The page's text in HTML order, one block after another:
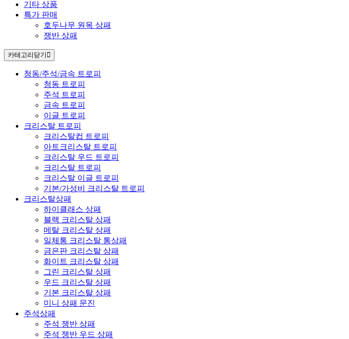
기타 상품
특가 판매
호두나무 원목 상패
쟁반 상패
카테고리 닫기
청동/주석/금속 트로피
청동 트로피
주석 트로피
금속 트로피
이글 트로피
크리스탈 트로피
크리스탈컵 트로피
아트크리스탈 트로피
크리스탈 우드 트로피
크리스탈 트로피
크리스탈 이글 트로피
기본/가성비 크리스탈 트로피
크리스탈상패
하이클래스 상패
블랙 크리스탈 상패
메탈 크리스탈 상패
일체통 크리스탈 통상패
금은판 크리스탈 상패
화이트 크리스탈 상패
그린 크리스탈 상패
우드 크리스탈 상패
기본 크리스탈 상패
미니 상패 문진
주석상패
주석 쟁반 상패
주석 쟁반 우드 상패